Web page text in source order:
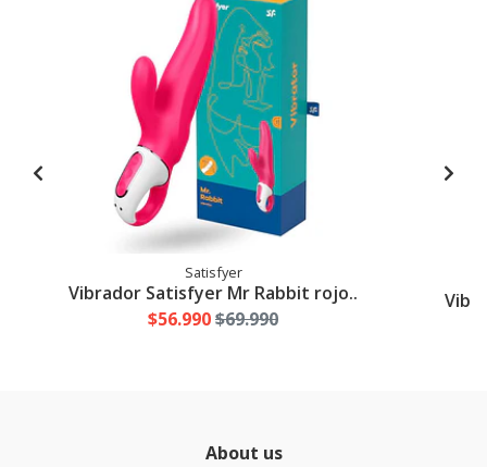
Satisfyer
Vibrador Satisfyer Mr Rabbit rojo..
$56.990$69.990
About us